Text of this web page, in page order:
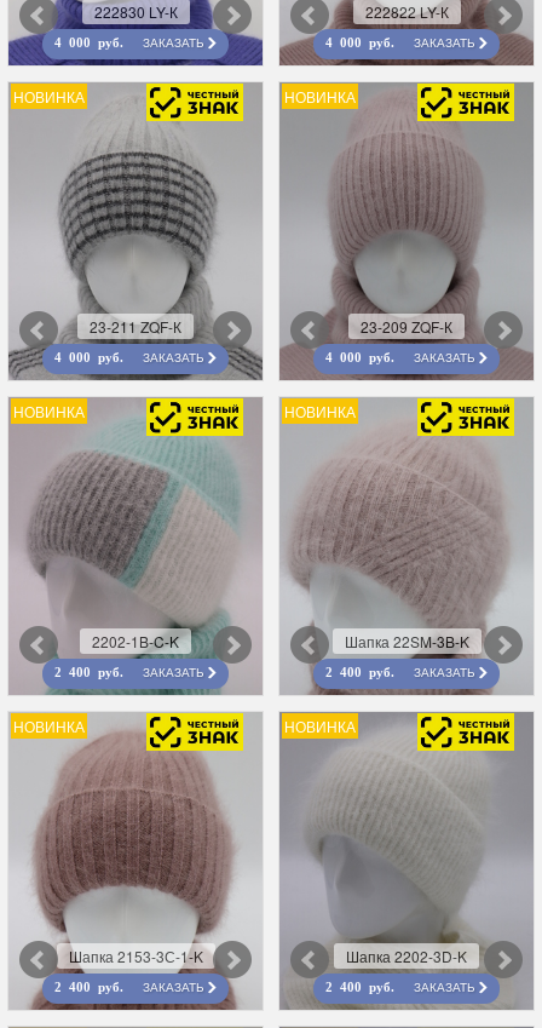
222830 LY-К
4 000 руб. ЗАКАЗАТЬ
222822 LY-К
4 000 руб. ЗАКАЗАТЬ
НОВИНКА
23-211 ZQF-К
4 000 руб. ЗАКАЗАТЬ
НОВИНКА
23-209 ZQF-К
4 000 руб. ЗАКАЗАТЬ
НОВИНКА
2202-1B-C-K
2 400 руб. ЗАКАЗАТЬ
НОВИНКА
Шапка 22SM-3B-K
2 400 руб. ЗАКАЗАТЬ
НОВИНКА
Шапка 2153-3С-1-K
2 400 руб. ЗАКАЗАТЬ
НОВИНКА
Шапка 2202-3D-K
2 400 руб. ЗАКАЗАТЬ